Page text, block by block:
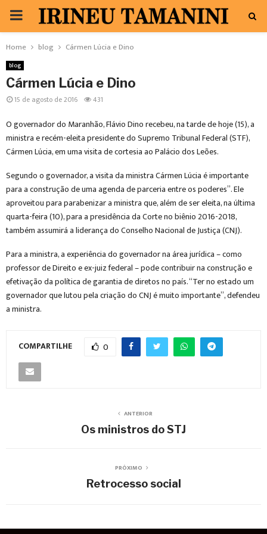
PRIMARY
MENU
Home blog Cármen Lúcia e Dino
blog
Cármen Lúcia e Dino
15 de agosto de 2016 431
O governador do Maranhão, Flávio Dino recebeu, na tarde de hoje (15), a
ministra e recém-eleita presidente do Supremo Tribunal Federal (STF),
Cármen Lúcia, em uma visita de cortesia ao Palácio dos Leões.
Segundo o governador, a visita da ministra Cármen Lúcia é importante
para a construção de uma agenda de parceria entre os poderes”. Ele
aproveitou para parabenizar a ministra que, além de ser eleita, na última
quarta-feira (10), para a presidência da Corte no biênio 2016-2018,
também assumirá a liderança do Conselho Nacional de Justiça (CNJ).
Para a ministra, a experiência do governador na área jurídica – como
professor de Direito e ex-juiz federal – pode contribuir na construção e
efetivação da política de garantia de diretos no país. “Ter no estado um
governador que lutou pela criação do CNJ é muito importante”, defendeu
a ministra.
COMPARTILHE 0
ANTERIOR
Os ministros do STJ
PRÓXIMO
Retrocesso social